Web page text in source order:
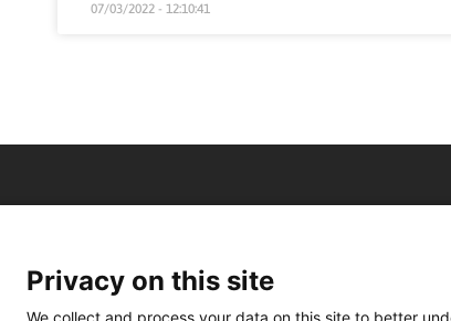
07/03/2022 - 12:10:41
Privacy on this site
We collect and process your data on this site to better